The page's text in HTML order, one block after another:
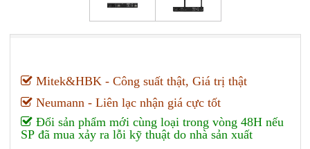
Mitek&HBK - Công suất thật, Giá trị thật
Neumann - Liên lạc nhận giá cực tốt
Đổi sản phẩm mới cùng loại trong vòng 48H nếu
SP đã mua xảy ra lỗi kỹ thuật do nhà sản xuất